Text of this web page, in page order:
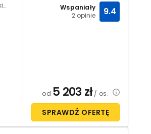
Tajlandia / Wybrzeże Andamańskie / Khao Lak
Wspaniały
2 opinie
9.4
od 5 203 zł/ os.
SPRAWDŹ OFERTĘ